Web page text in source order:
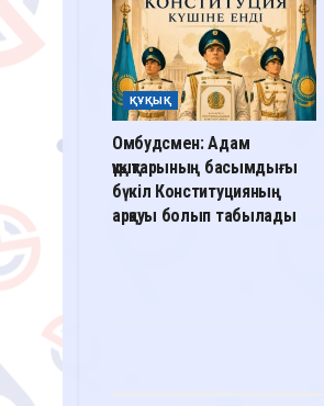
ҚҰҚЫҚ
Омбудсмен: Адам
құқықтарының басымдығы
бүкіл Конституцияның
арқауы болып табылады